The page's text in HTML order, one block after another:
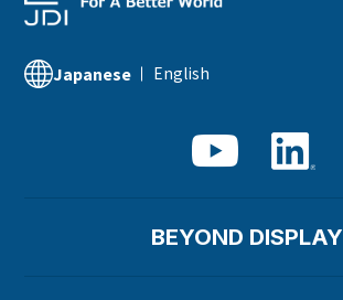
Japanese English
BEYOND DISPLAY